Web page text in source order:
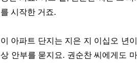
를 시작한 거죠.
이 아파트 단지는 지은 지 이십오 년
상 안부를 묻지요. 권순찬 씨에게도